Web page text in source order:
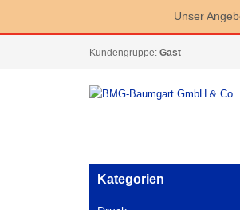
Unser
Kundengruppe: Gast
Kategorien